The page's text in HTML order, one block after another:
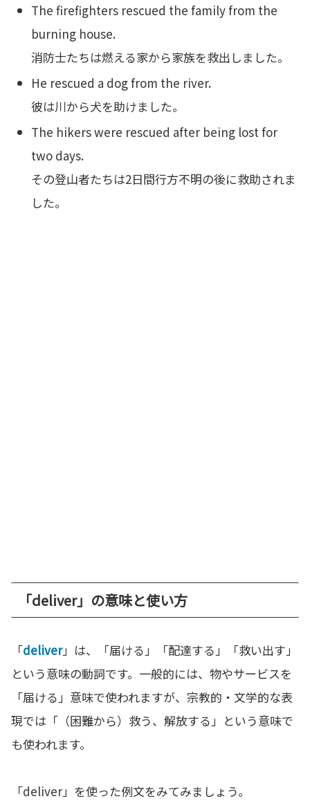
The firefighters rescued the family from the
burning house.
消防士たちは燃える家から家族を救出しました。
He rescued a dog from the river.
彼は川から犬を助けました。
The hikers were rescued after being lost for
two days.
その登山者たちは2日間行方不明の後に救助されま
した。
「deliver」の意味と使い方
「deliver」は、「届ける」「配達する」「救い出す」
という意味の動詞です。一般的には、物やサービスを
「届ける」意味で使われますが、宗教的・文学的な表
現では「（困難から）救う、解放する」という意味で
も使われます。
「deliver」を使った例文をみてみましょう。